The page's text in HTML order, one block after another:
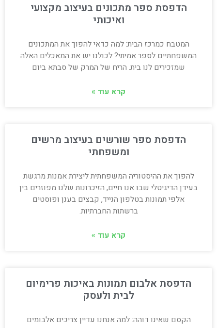
הדפסת ספר מתכונים בעיצוב מקצועי
ואיכותי
המטבח כמרכז הבית: למה כדאי להפוך את המתכונים
המשפחתיים לספר אמיתי? לכולנו יש את המאכלים האלה
שמזכירים לנו בית. הריח של המרק של סבתא ביום
קרא עוד »
הדפסת ספר שורשים בעיצוב מרשים
ומשפחתי
להפוך את ההיסטוריה המשפחתית ליצירת אמנות מרגשת
בעידן הדיגיטלי שבו אנו חיים, הזיכרונות שלנו מפוזרים בין
אלפי תמונות בטלפון הנייד, קבצים בענן ופוסטים
ברשתות החברתיות.
קרא עוד »
הדפסת אלבום תמונות באיכות פרימיום
לבית ולעסק
הקסם שאינו דוהה: למה אנחנו עדיין צריכים אלבומים